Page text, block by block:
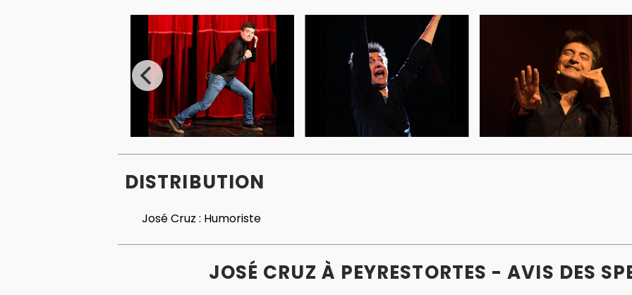
DISTRIBUTION
José Cruz : Humoriste
JOSÉ CRUZ À PEYRESTORTES - AVIS DES